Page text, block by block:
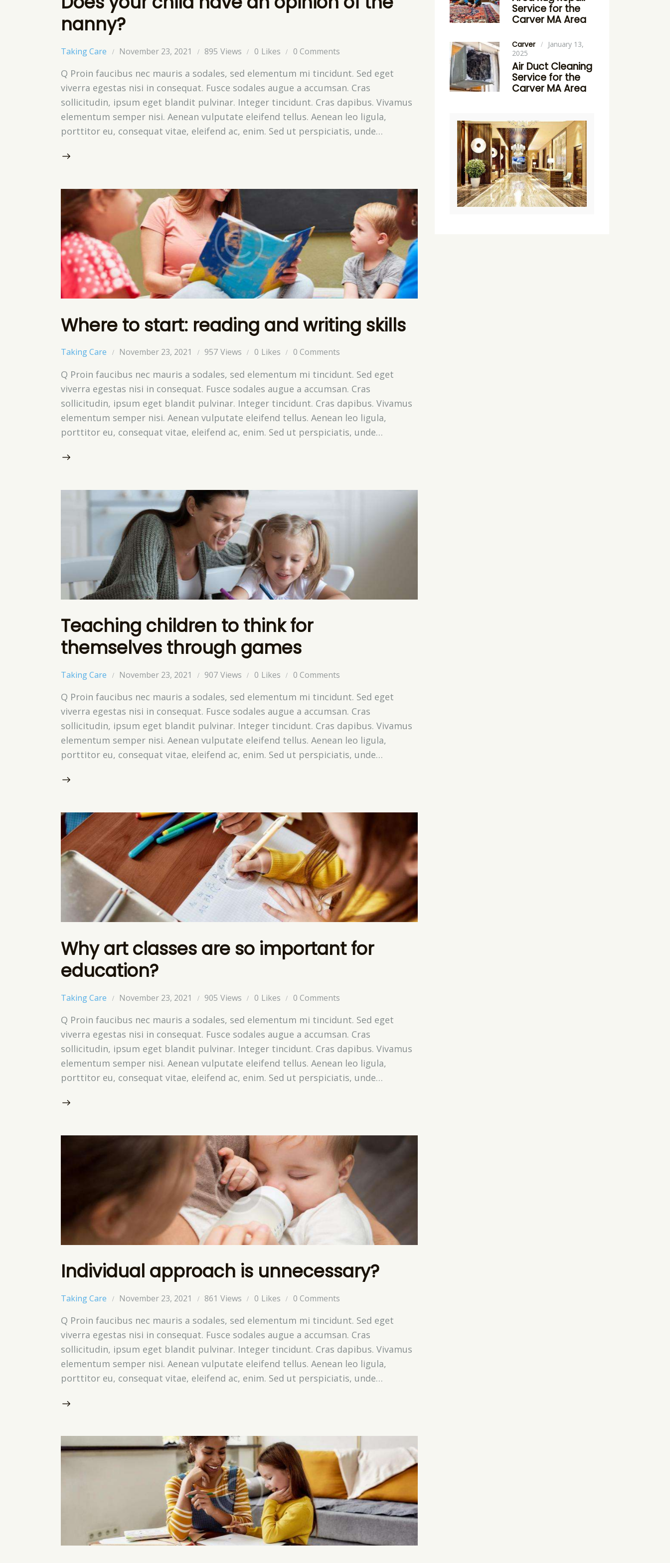
nanny?
Taking Care November 23, 2021 895 Views 0 Likes 0 Comments
Q Proin faucibus nec mauris a sodales, sed elementum mi tincidunt. Sed eget
viverra egestas nisi in consequat. Fusce sodales augue a accumsan. Cras
sollicitudin, ipsum eget blandit pulvinar. Integer tincidunt. Cras dapibus. Vivamus
elementum semper nisi. Aenean vulputate eleifend tellus. Aenean leo ligula,
porttitor eu, consequat vitae, eleifend ac, enim. Sed ut perspiciatis, unde…
Where to start: reading and writing skills
Taking Care November 23, 2021 957 Views 0 Likes 0 Comments
Q Proin faucibus nec mauris a sodales, sed elementum mi tincidunt. Sed eget
viverra egestas nisi in consequat. Fusce sodales augue a accumsan. Cras
sollicitudin, ipsum eget blandit pulvinar. Integer tincidunt. Cras dapibus. Vivamus
elementum semper nisi. Aenean vulputate eleifend tellus. Aenean leo ligula,
porttitor eu, consequat vitae, eleifend ac, enim. Sed ut perspiciatis, unde…
Teaching children to think for
themselves through games
Taking Care November 23, 2021 907 Views 0 Likes 0 Comments
Q Proin faucibus nec mauris a sodales, sed elementum mi tincidunt. Sed eget
viverra egestas nisi in consequat. Fusce sodales augue a accumsan. Cras
sollicitudin, ipsum eget blandit pulvinar. Integer tincidunt. Cras dapibus. Vivamus
elementum semper nisi. Aenean vulputate eleifend tellus. Aenean leo ligula,
porttitor eu, consequat vitae, eleifend ac, enim. Sed ut perspiciatis, unde…
Why art classes are so important for
education?
Taking Care November 23, 2021 905 Views 0 Likes 0 Comments
Q Proin faucibus nec mauris a sodales, sed elementum mi tincidunt. Sed eget
viverra egestas nisi in consequat. Fusce sodales augue a accumsan. Cras
sollicitudin, ipsum eget blandit pulvinar. Integer tincidunt. Cras dapibus. Vivamus
elementum semper nisi. Aenean vulputate eleifend tellus. Aenean leo ligula,
porttitor eu, consequat vitae, eleifend ac, enim. Sed ut perspiciatis, unde…
Individual approach is unnecessary?
Taking Care November 23, 2021 861 Views 0 Likes 0 Comments
Q Proin faucibus nec mauris a sodales, sed elementum mi tincidunt. Sed eget
viverra egestas nisi in consequat. Fusce sodales augue a accumsan. Cras
sollicitudin, ipsum eget blandit pulvinar. Integer tincidunt. Cras dapibus. Vivamus
elementum semper nisi. Aenean vulputate eleifend tellus. Aenean leo ligula,
porttitor eu, consequat vitae, eleifend ac, enim. Sed ut perspiciatis, unde…
Service for the
Carver MA Area
Carver
January 13,
2025
Air Duct Cleaning
Service for the
Carver MA Area